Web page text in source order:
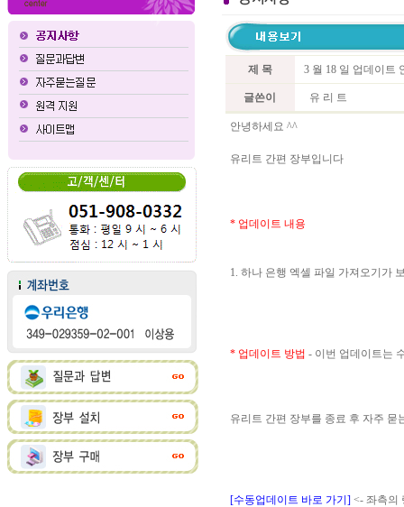
제 목 3 월 18 일 업데이트
글쓴이 유 리 트
안녕하세요 ^^
유리트 간편 장부입니다
* 업데이트 내용
1. 하나 은행 엑셀 파일 가져오기가
* 업데이트 방법 - 이번 업데이트는
유리트 간편 장부를 종료 후 자주
[수동업데이트 바로 가기] <- 좌측의